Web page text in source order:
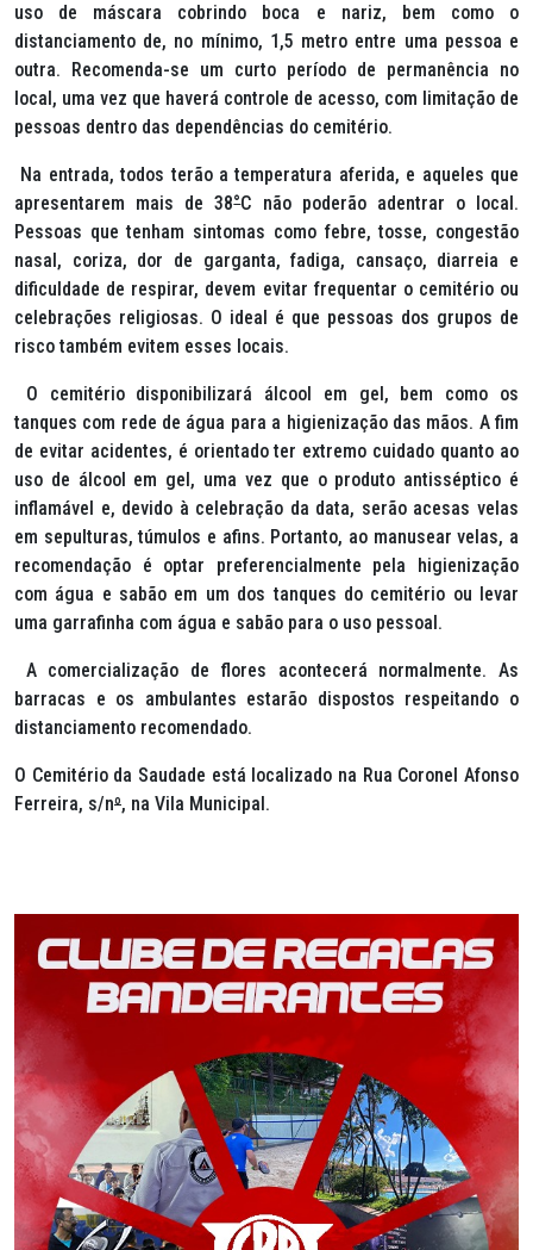
uso de máscara cobrindo boca e nariz, bem como o
distanciamento de, no mínimo, 1,5 metro entre uma pessoa e
outra. Recomenda-se um curto período de permanência no
local, uma vez que haverá controle de acesso, com limitação de
pessoas dentro das dependências do cemitério.
Na entrada, todos terão a temperatura aferida, e aqueles que
apresentarem mais de 38°C não poderão adentrar o local.
Pessoas que tenham sintomas como febre, tosse, congestão
nasal, coriza, dor de garganta, fadiga, cansaço, diarreia e
dificuldade de respirar, devem evitar frequentar o cemitério ou
celebrações religiosas. O ideal é que pessoas dos grupos de
risco também evitem esses locais.
O cemitério disponibilizará álcool em gel, bem como os
tanques com rede de água para a higienização das mãos. A fim
de evitar acidentes, é orientado ter extremo cuidado quanto ao
uso de álcool em gel, uma vez que o produto antisséptico é
inflamável e, devido à celebração da data, serão acesas velas
em sepulturas, túmulos e afins. Portanto, ao manusear velas, a
recomendação é optar preferencialmente pela higienização
com água e sabão em um dos tanques do cemitério ou levar
uma garrafinha com água e sabão para o uso pessoal.
A comercialização de flores acontecerá normalmente. As
barracas e os ambulantes estarão dispostos respeitando o
distanciamento recomendado.
O Cemitério da Saudade está localizado na Rua Coronel Afonso
Ferreira, s/nº, na Vila Municipal.